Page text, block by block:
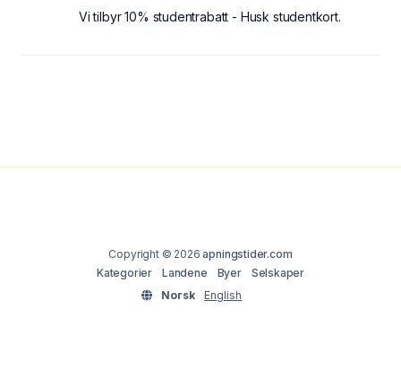
Vi tilbyr 10% studentrabatt - Husk studentkort.
Copyright © 2026apningstider.com
Kategorier
Landene Byer
Selskaper
Norsk
English